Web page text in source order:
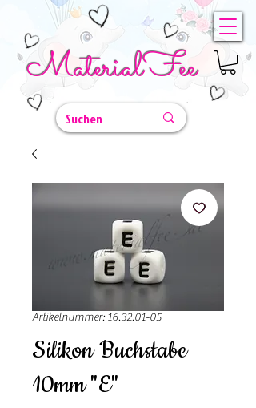
MaterialFee
Artikelnummer: 16.32.01-05
Silikon Buchstabe
10mm "E"